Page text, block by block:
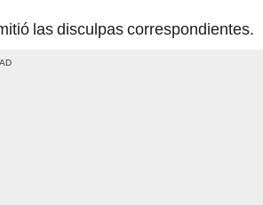
las disculpas correspondientes.